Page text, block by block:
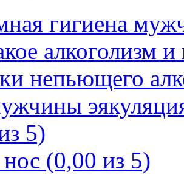
гигиена
алкоголизм
непьющего
5)
(0,00 из 5)